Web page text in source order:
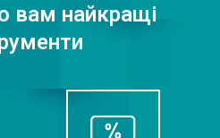
вам найкращі